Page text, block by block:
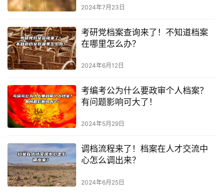
2024年7月23日
考研党档案查询来了！不知道档案
在哪里怎么办？
2024年6月12日
考编考公为什么要政审个人档案？
有问题影响可大了！
2024年5月29日
调档流程来了！档案在人才交流中
心怎么调出来？
2024年6月25日